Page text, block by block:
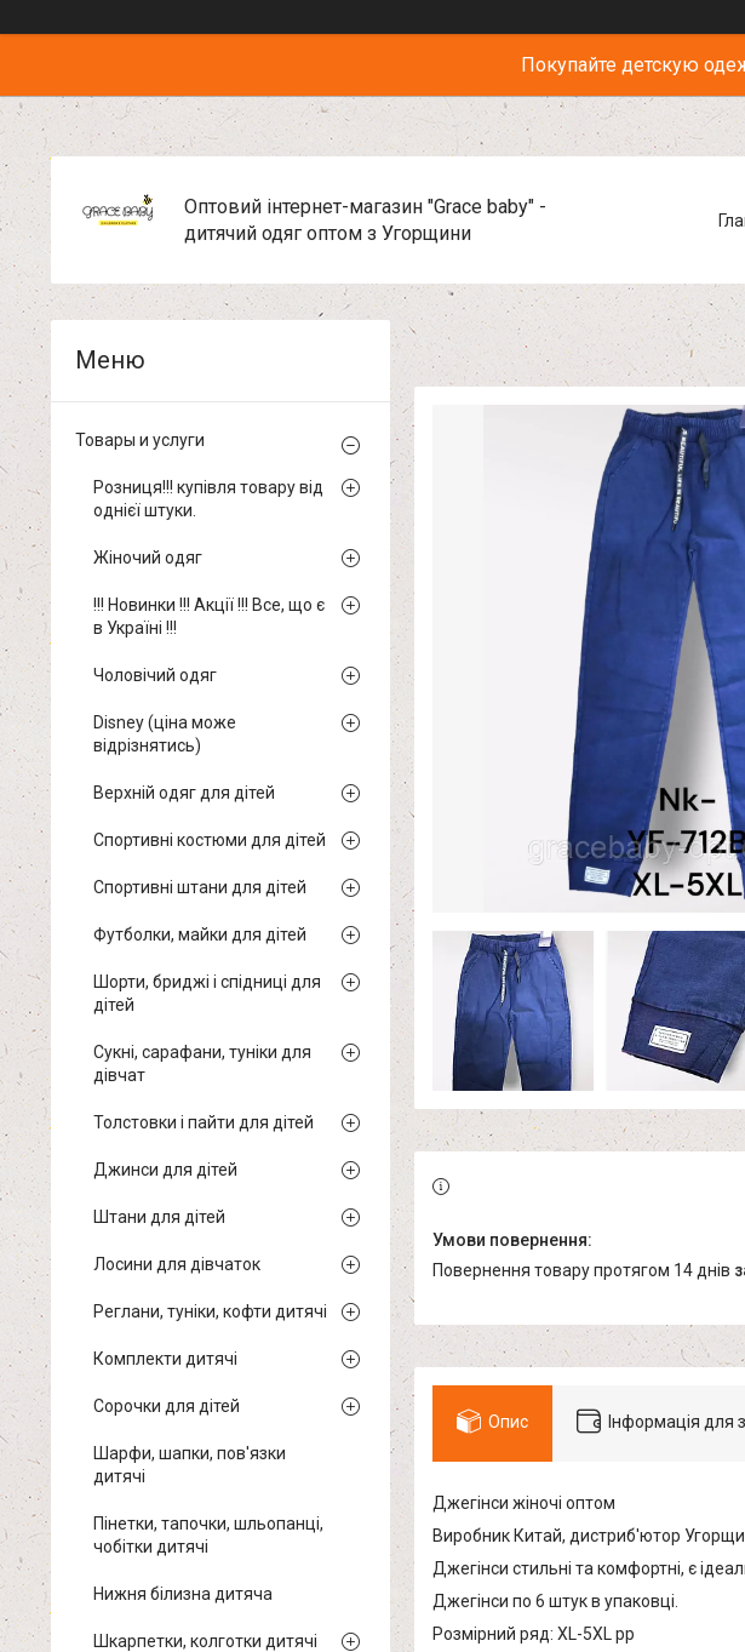
Покупайте детскую
Оптовий інтернет-магазин "Grace baby" -
дитячий одяг оптом з Угорщини
повернення товару протягом 14 днів
Опис Інформація для
Джегінси жіночі оптом
Виробник Китай, дистриб'ютор
Джегінси стильні та комфортні, є
Джегінси по 6 штук в упаковці.
Розмірний ряд: XL-5XL pp
Товары и услуги
Розниця!!! купівля товару від
однієї штуки.
Жіночий одяг
!!! Новинки !!! Акції !!! Все, що є
в Україні !!!
Чоловічий одяг
Disney (ціна може
відрізнятись)
Верхній одяг для дітей
Спортивні костюми для дітей
Спортивні штани для дітей
Футболки, майки для дітей
Шорти, бриджі і спідниці для
дітей
Сукні, сарафани, туніки для
дівчат
Толстовки і пайти для дітей
Джинси для дітей
Штани для дітей
Лосини для дівчаток
Реглани, туніки, кофти дитячі
Комплекти дитячі
Сорочки для дітей
Шарфи, шапки, пов'язки
дитячі
Пінетки, тапочки, шльопанці,
чобітки дитячі
Нижня білизна дитяча
Шкарпетки, колготки дитячі